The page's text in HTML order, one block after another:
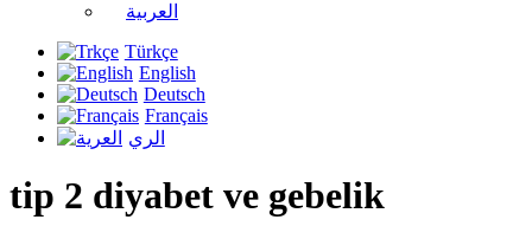
العربية
Türkçe
English
Deutsch
Français
الري
tip 2 diyabet ve gebelik